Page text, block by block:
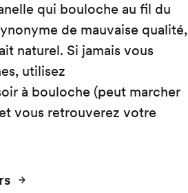
qui bouloche au fil du
de mauvaise qualité,
naturel. Si jamais vous
utilisez
à bouloche (peut marcher
vous retrouverez votre